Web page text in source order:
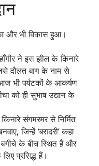
और भी विकास हुआ।
ने इस झील के किनारे
दौलत बाग के नाम से
भी पर्यटकों के आकर्षण
को ही सुभाष उद्यान के
संगमरमर से निर्मित
जिन्हें ‘बरादरी’ कहा
के बीच स्थित हैं और
प्रसिद्ध हैं।